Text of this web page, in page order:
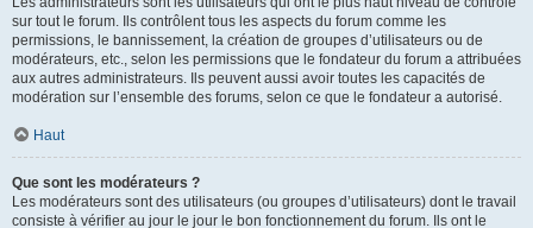
sur tout le forum. Ils contrôlent tous les aspects du forum comme les
permissions, le bannissement, la création de groupes d’utilisateurs ou de
modérateurs, etc., selon les permissions que le fondateur du forum a attribuées
aux autres administrateurs. Ils peuvent aussi avoir toutes les capacités de
modération sur l’ensemble des forums, selon ce que le fondateur a autorisé.
Haut
Que sont les modérateurs ?
Les modérateurs sont des utilisateurs (ou groupes d’utilisateurs) dont le travail
consiste à vérifier au jour le jour le bon fonctionnement du forum. Ils ont le